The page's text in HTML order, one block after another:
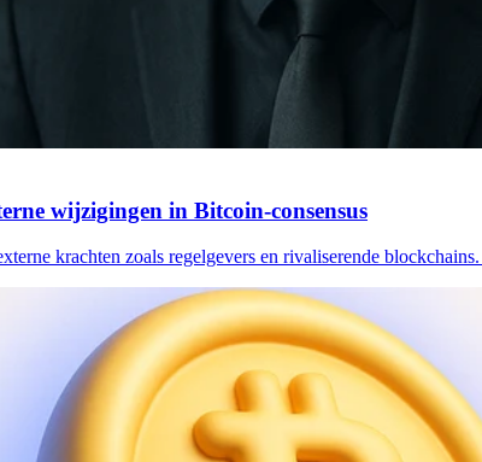
wijzigingen in Bitcoin-consensus
krachten zoals regelgevers en rivaliserende